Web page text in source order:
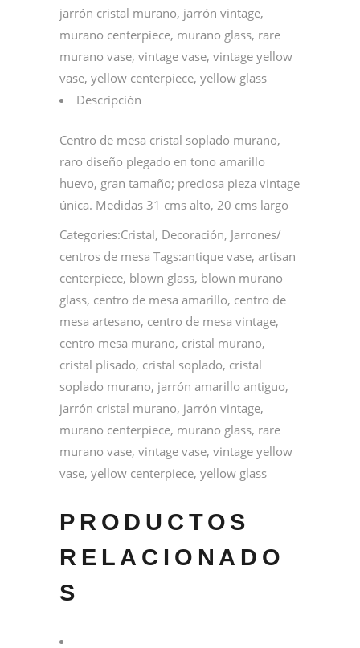
jarrón cristal murano, jarrón vintage,
murano centerpiece, murano glass, rare
murano vase, vintage vase, vintage yellow
vase, yellow centerpiece, yellow glass
Descripción
Centro de mesa cristal soplado murano,
raro diseño plegado en tono amarillo
huevo, gran tamaño; preciosa pieza vintage
única. Medidas 31 cms alto, 20 cms largo
Categories:Cristal, Decoración, Jarrones/
centros de mesa Tags:antique vase, artisan
centerpiece, blown glass, blown murano
glass, centro de mesa amarillo, centro de
mesa artesano, centro de mesa vintage,
centro mesa murano, cristal murano,
cristal plisado, cristal soplado, cristal
soplado murano, jarrón amarillo antiguo,
jarrón cristal murano, jarrón vintage,
murano centerpiece, murano glass, rare
murano vase, vintage vase, vintage yellow
vase, yellow centerpiece, yellow glass
PRODUCTOS
RELACIONADO
S